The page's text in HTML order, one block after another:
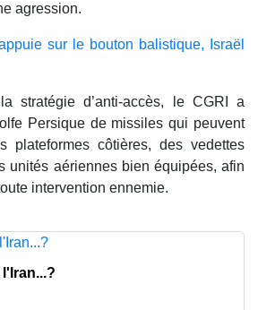
agression.
sur le bouton balistique, Israël
stratégie d’anti-accès, le CGRI a
Persique de missiles qui peuvent
plateformes côtières, des vedettes
unités aériennes bien équipées, afin
intervention ennemie.